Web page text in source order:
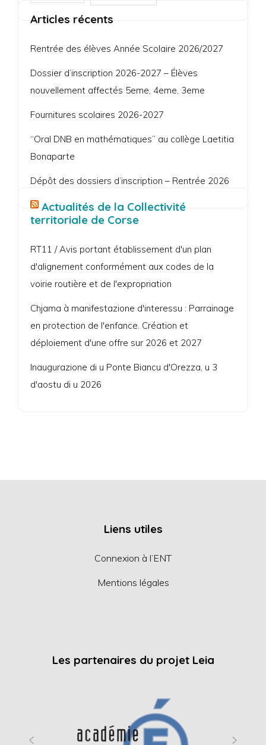
Articles récents
Rentrée des élèves Année Scolaire 2026/2027
Dossier d’inscription 2026-2027 – Élèves
nouvellement affectés 5eme, 4eme, 3eme
Fournitures scolaires 2026-2027
“Oral DNB en mathématiques” au collège Laetitia
Bonaparte
Dépôt des dossiers d’inscription – Rentrée 2026
Actualités de la Collectivité
territoriale de Corse
RT11 / Avis portant établissement d'un plan
d'alignement conformément aux codes de la
voirie routière et de l'expropriation
Chjama à manifestazione d'interessu : Parrainage
en protection de l'enfance. Création et
déploiement d'une offre sur 2026 et 2027
Inaugurazione di u Ponte Biancu d'Orezza, u 3
d'aostu di u 2026
Liens utiles
Connexion à l’ENT
Mentions légales
Les partenaires du projet Leia